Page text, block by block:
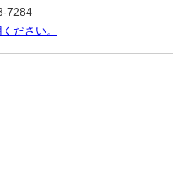
7284
ださい。